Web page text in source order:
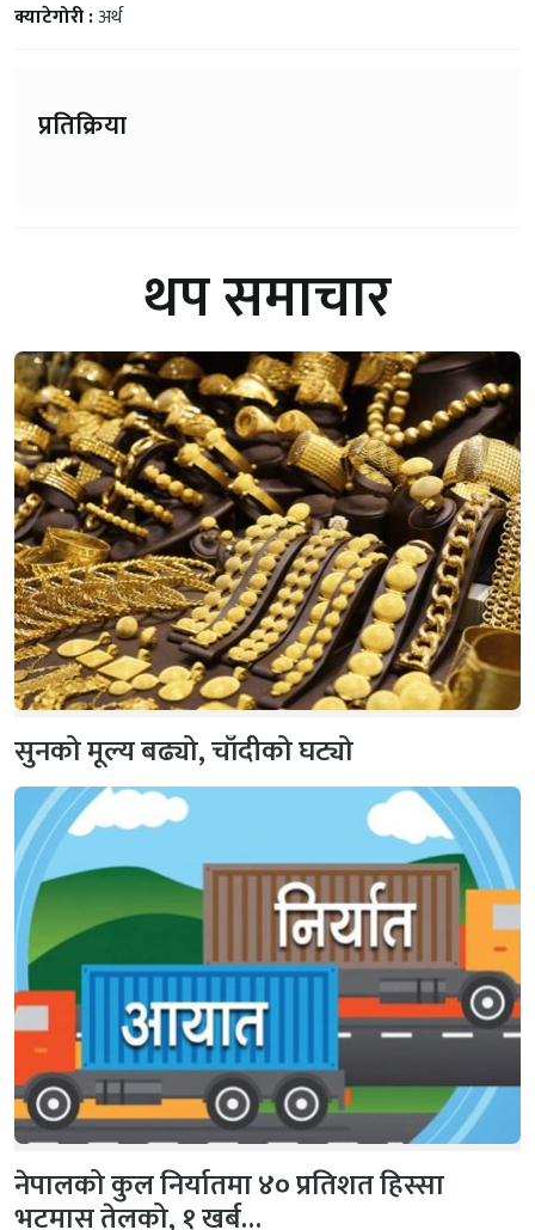
क्याटेगोरी :अर्थ
प्रतिक्रिया
थप समाचार
सुनको मूल्य बढ्यो, चाँदीको घट्यो
नेपालको कुल निर्यातमा ४० प्रतिशत हिस्सा
भटमास तेलको, १ खर्ब…